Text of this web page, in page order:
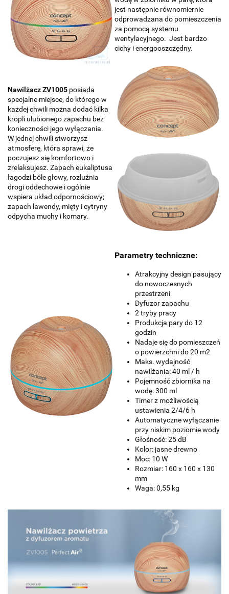
jest następnie równomiernie
odprowadzana do pomieszczenia
za pomocą systemu
wentylacyjnego. Jest bardzo
cichy i energooszczędny.
Nawilżacz ZV1005 posiada
specjalne miejsce, do którego w
każdej chwili można dodać kilka
kropli ulubionego zapachu bez
konieczności jego wyłączania.
W jednej chwili stworzysz
atmosferę, która sprawi, że
poczujesz się komfortowo i
zrelaksujesz. Zapach eukaliptusa
łagodzi bóle głowy, rozluźnia
drogi oddechowe i ogólnie
wspiera układ odpornościowy;
zapach lawendy, mięty i cytryny
odpycha muchy i komary.
Parametry techniczne:
Atrakcyjny design pasujący
do nowoczesnych
przestrzeni
Dyfuzor zapachu
2 tryby pracy
Produkcja pary do 12
godzin
Nadaje się do pomieszczeń
o powierzchni do 20 m2
Maks. wydajność
nawilżania: 40 ml / h
Pojemność zbiornika na
wodę: 300 ml
Timer z możliwością
ustawienia 2/4/6 h
Automatyczne wyłączanie
przy niskim poziomie wody
Głośność: 25 dB
Kolor: jasne drewno
Moc: 10 W
Rozmiar: 160 x 160 x 130
mm
Waga: 0,55 kg